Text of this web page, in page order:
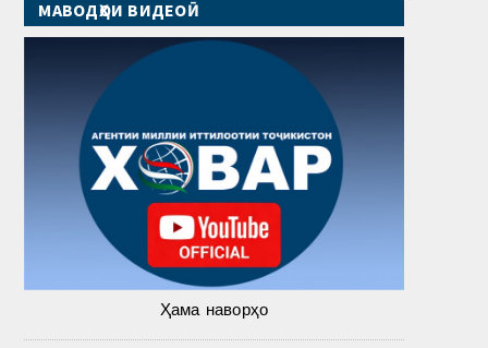
МАВОДҲОИ ВИДЕОӢ
Ҳама наворҳо